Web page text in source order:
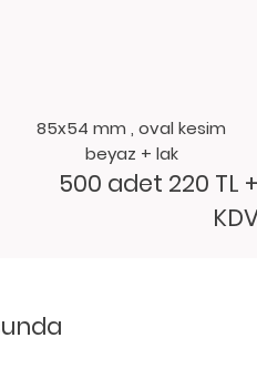
85x54 mm , oval kesim
beyaz + lak
500 adet 220 TL +